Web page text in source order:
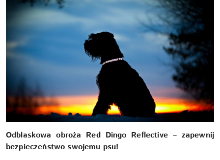
Odblaskowa obroża Red Dingo Reflective – zapewnij
bezpieczeństwo swojemu psu!